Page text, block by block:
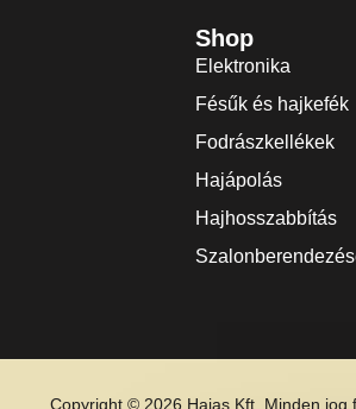
Shop
Elektronika
Fésűk és hajkefék
Fodrászkellékek
Hajápolás
Hajhosszabbítás
Copyright © 2026 Hajas Kft. Minden jog